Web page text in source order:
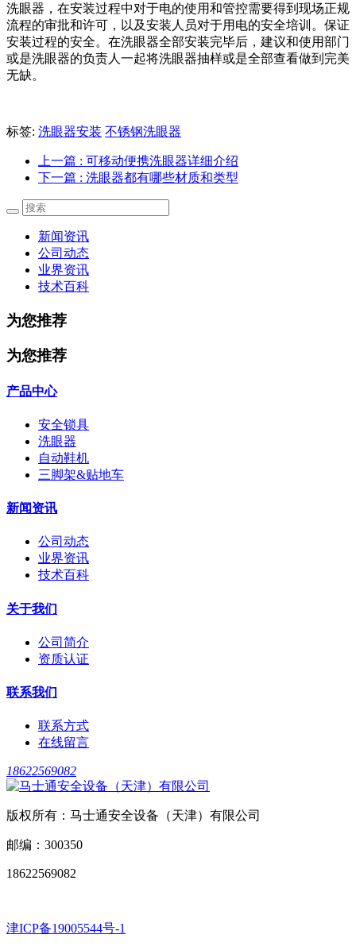
洗眼器，在安装过程中对于电的使用和管控需要得到现场正规
流程的审批和许可，以及安装人员对于用电的安全培训。保证
安装过程的安全。在洗眼器全部安装完毕后，建议和使用部门
或是洗眼器的负责人一起将洗眼器抽样或是全部查看做到完美
无缺。
标签: 洗眼器安装 不锈钢洗眼器
上一篇 : 可移动便携洗眼器详细介绍
下一篇 : 洗眼器都有哪些材质和类型
新闻资讯
公司动态
业界资讯
技术百科
为您推荐
为您推荐
产品中心
安全锁具
洗眼器
自动鞋机
三脚架&贴地车
新闻资讯
公司动态
业界资讯
技术百科
关于我们
公司简介
资质认证
联系我们
联系方式
在线留言
18622569082
版权所有：马士通安全设备（天津）有限公司
邮编：300350
18622569082
津ICP备19005544号-1